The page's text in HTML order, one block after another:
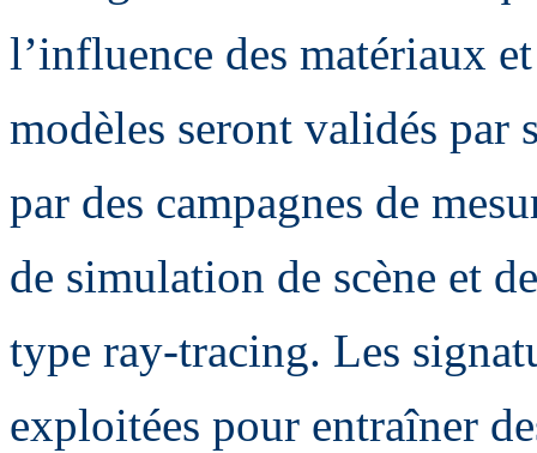
l’influence des matériaux
modèles seront validés par
par des campagnes de
de simulation de scène et
type ray-tracing. Les
exploitées pour entraîner